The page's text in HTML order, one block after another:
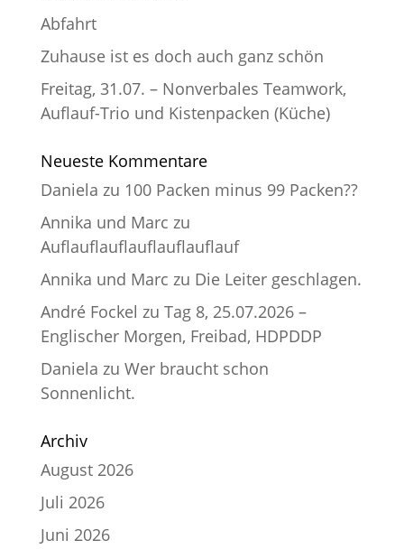
Abfahrt
Zuhause ist es doch auch ganz schön
Freitag, 31.07. – Nonverbales Teamwork,
Auflauf-Trio und Kistenpacken (Küche)
Neueste Kommentare
Daniela zu 100 Packen minus 99 Packen??
Annika und Marc zu
Auflauflauflauflauflauflauf
Annika und Marc zu Die Leiter geschlagen.
André Fockel zu Tag 8, 25.07.2026 –
Englischer Morgen, Freibad, HDPDDP
Daniela zu Wer braucht schon
Sonnenlicht.
Archiv
August 2026
Juli 2026
Juni 2026